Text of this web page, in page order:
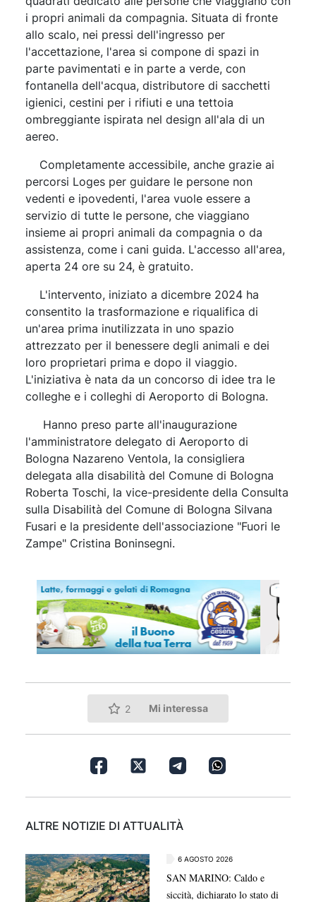
i propri animali da compagnia. Situata di fronte
allo scalo, nei pressi dell'ingresso per
l'accettazione, l'area si compone di spazi in
parte pavimentati e in parte a verde, con
fontanella dell'acqua, distributore di sacchetti
igienici, cestini per i rifiuti e una tettoia
ombreggiante ispirata nel design all'ala di un
aereo.
Completamente accessibile, anche grazie ai
percorsi Loges per guidare le persone non
vedenti e ipovedenti, l'area vuole essere a
servizio di tutte le persone, che viaggiano
insieme ai propri animali da compagnia o da
assistenza, come i cani guida. L'accesso all'area,
aperta 24 ore su 24, è gratuito.
L'intervento, iniziato a dicembre 2024 ha
consentito la trasformazione e riqualifica di
un'area prima inutilizzata in uno spazio
attrezzato per il benessere degli animali e dei
loro proprietari prima e dopo il viaggio.
L'iniziativa è nata da un concorso di idee tra le
colleghe e i colleghi di Aeroporto di Bologna.
Hanno preso parte all'inaugurazione
l'amministratore delegato di Aeroporto di
Bologna Nazareno Ventola, la consigliera
delegata alla disabilità del Comune di Bologna
Roberta Toschi, la vice-presidente della Consulta
sulla Disabilità del Comune di Bologna Silvana
Fusari e la presidente dell'associazione "Fuori le
Zampe" Cristina Boninsegni.
2 Mi interessa
ALTRE NOTIZIE DI ATTUALITÀ
6 AGOSTO 2026
SAN MARINO: Caldo e
siccità, dichiarato lo stato di